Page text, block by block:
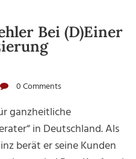
Bei (D)einer
0 Comments
ganzheitliche
in Deutschland. Als
berät er seine Kunden